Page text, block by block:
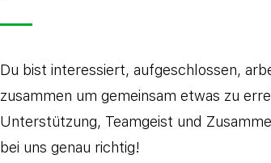
Du bist interessiert, aufgeschlossen,
zusammen um gemeinsam etwas zu
Unterstützung, Teamgeist und
bei uns genau richtig!